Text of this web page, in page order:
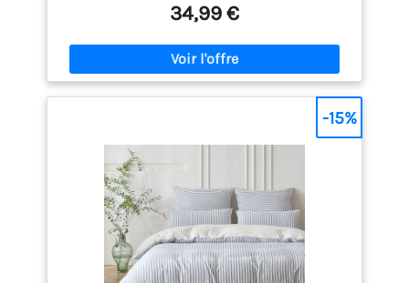
substances nocives.
Tissu doux: L'ensemble de
polyester microfibre brossé de haute qualité,
résistant à la décoloration et au froissement ;
respectueux de la peau, doux et respirant, la
texture semblable à celle du coton vous garde au
Design
tendance: cet ensemble de housse de couette
réversible à rayures s'harmonise avec pratiquement
tous les styles de décoration intérieure. Le motif à
rayures intemporel reste toujours élégant, tandis
que sa palette de couleurs sobres et raffinées
s'intègre parfaitement à l'ameublement de votre
chambre à coucher, créant une atmosphère
détendue et confortable.
Entretien facile: La
fermeture éclair dissimulée permet d'enfiler et
34,99 €
-15%